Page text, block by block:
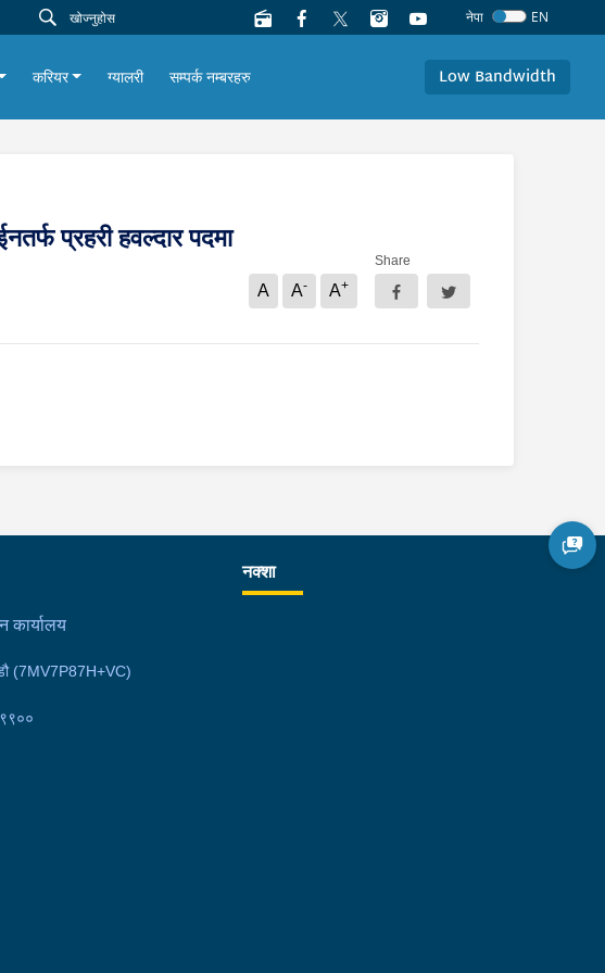
नेपा EN
करियर ग्यालरी सम्पर्क नम्बरहरु Low Bandwidth
प्रहरी हवल्दार पदमा
A A- A+
Share
कार्यालय
(7MV7P87H+VC)
नक्शा